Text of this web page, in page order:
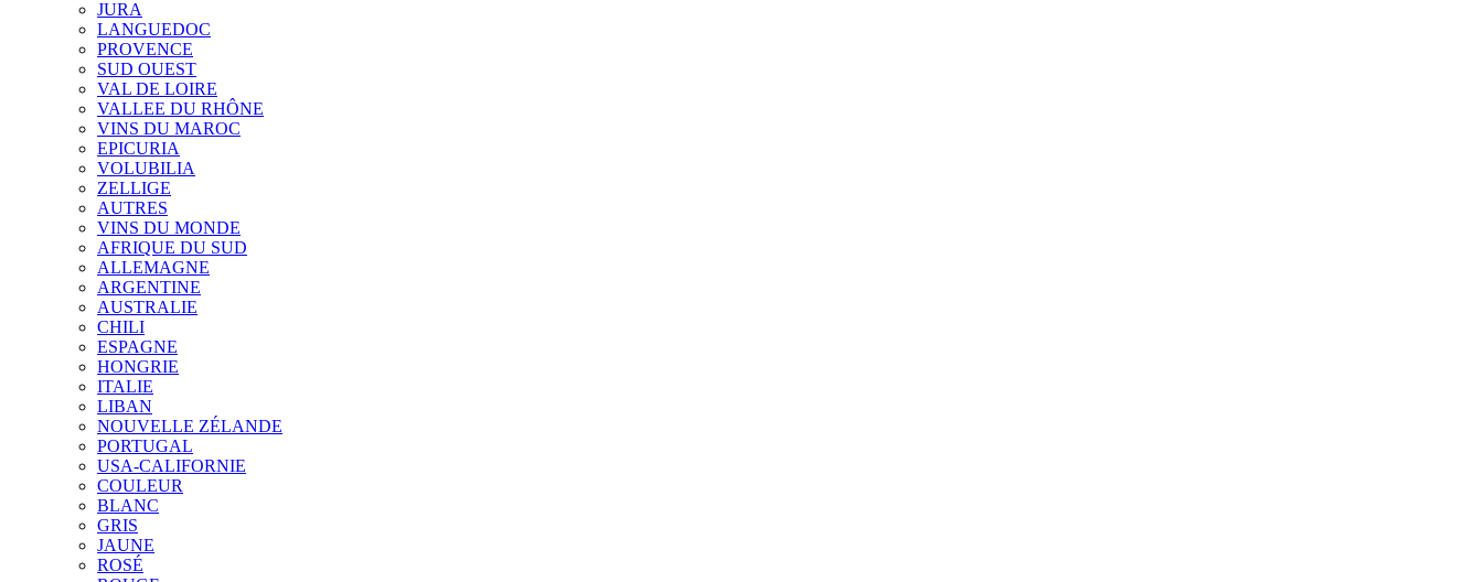
JURA
LANGUEDOC
PROVENCE
SUD OUEST
VAL DE LOIRE
VALLEE DU RHÔNE
VINS DU MAROC
EPICURIA
VOLUBILIA
ZELLIGE
AUTRES
VINS DU MONDE
AFRIQUE DU SUD
ALLEMAGNE
ARGENTINE
AUSTRALIE
CHILI
ESPAGNE
HONGRIE
ITALIE
LIBAN
NOUVELLE ZÉLANDE
PORTUGAL
USA-CALIFORNIE
COULEUR
BLANC
GRIS
JAUNE
ROSÉ